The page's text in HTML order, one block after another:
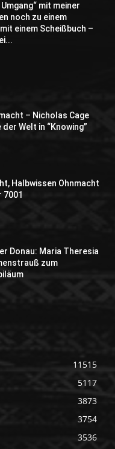
mit meiner
noch zu einem
einem Scheißbuch –
– Nicholas Cage
Welt in “Knowing”
Halbwissen Ohnmacht
7001
Donau: Maria Theresia
zum
11515
5117
3873
3754
3536